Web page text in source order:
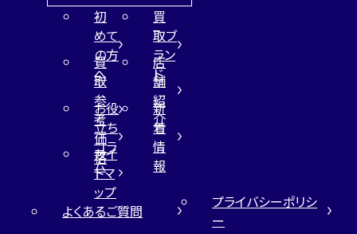
初
めて
の方
へ
買
取ブ
ラン
ド
買
取
参
考
価
格
店
舗
紹
介
お役
立ち
コラ
ム
新
着
情
報
サイ
トマ
ップ
よくあるご質問
プライバシーポリシ
ー